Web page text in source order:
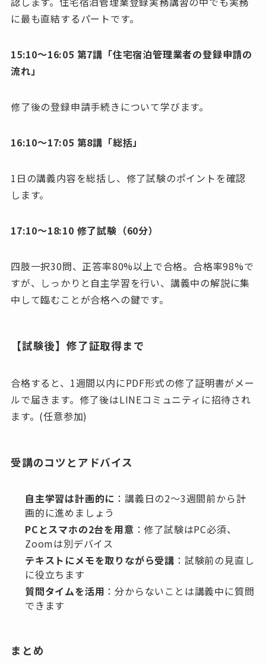
に最も直結するパートです。
15:10〜16:05 第7講「住宅宿泊管理業者の登録申請の
流れ」
修了後の登録申請手続きについて学びます。
16:10〜17:05 第8講「総括」
1日の講義内容を総括し、修了試験のポイントを確認
します。
17:10〜18:10 修了試験（60分）
四肢一択30問、正答率80%以上で合格。合格率98%で
すが、しっかりと自主学習を行い、講義中の解説に集
中して臨むことが合格への鍵です。
【試験後】修了証取得まで
合格すると、1週間以内にPDF形式の修了証明書がメー
ルで届きます。修了後はLINEコミュニティに招待され
ます。(任意参加)
受講のコツとアドバイス
自主学習は計画的に ：講義日の2〜3週間前から計
画的に進めましょう
PCとスマホの2台を用意 ：修了試験はPC必須、
Zoomは別デバイス
テキストにメモを取りながら受講 ：試験前の見直し
に役立ちます
質問タイムを活用 ：分からないことは講義中に質問
できます
まとめ